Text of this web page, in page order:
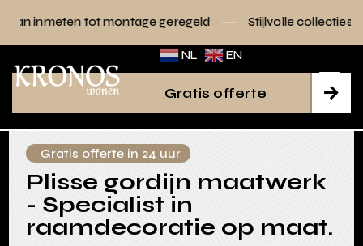
montage geregeld Stijlvolle collecties voor elk interieur
NL EN

Gratis offerte
Gratis offerte in 24 uur
Plisse gordijn maatwerk
- Specialist in
raamdecoratie op maat.